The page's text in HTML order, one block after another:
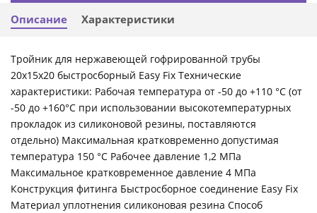
Описание Характеристики
Тройник для нержавеющей гофрированной трубы
20x15x20 быстросборный Easy Fix Технические
характеристики: Рабочая температура от -50 до +110 °С (от
-50 до +160°С при использовании высокотемпературных
прокладок из силиконовой резины, поставляются
отдельно) Максимальная кратковременно допустимая
температура 150 °С Рабочее давление 1,2 МПа
Максимальное кратковременное давление 4 МПа
Конструкция фитинга Быстросборное соединение Easy Fix
Материал уплотнения силиконовая резина Способ